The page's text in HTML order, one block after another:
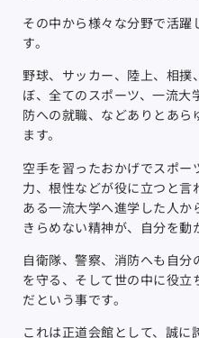
その中から様々な分野で活躍
す。
野球、サッカー、陸上、相撲
ぼ、全てのスポーツ、一流大
防への就職、などありとあら
ます。
空手を習ったおかげでスポ
力、根性などが役に立つと言
ある一流大学へ進学した人か
きらめない精神が、自分を動
自衛隊、警察、消防へも自分
を守る、そして世の中に役立
だという事です。
これは正道会館として、誠に